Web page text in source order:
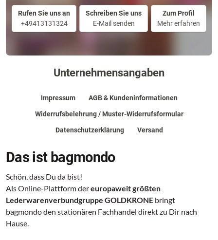
Rufen Sie uns an
+49413131324
Schreiben Sie uns
E-Mail senden
Zum Profil
Mehr erfahren
Unternehmensangaben
Impressum AGB & Kundeninformationen
Widerrufsbelehrung / Muster-Widerrufsformular
Datenschutzerklärung Versand
Das ist bagmondo
Schön, dass Du da bist!
Als Online-Plattform dereuropaweit größten
Lederwarenverbundgruppe GOLDKRONE bringt
bagmondo den stationären Fachhandel direkt zu Dir nach
Hause.